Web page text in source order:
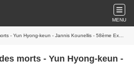
MENU
Kounellis - 58ème Exposition Internationale d'Art - Biennale de Venise - Biennale di Venezia 2019 (V)
morts - Yun Hyong-keun -